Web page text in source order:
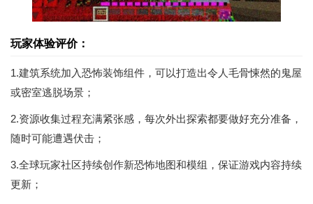
玩家体验评价：
1.建筑系统加入恐怖装饰组件，可以打造出令人毛骨悚然的鬼屋
或密室逃脱场景；
2.资源收集过程充满紧张感，每次外出探索都要做好充分准备，
随时可能遭遇伏击；
3.全球玩家社区持续创作新恐怖地图和模组，保证游戏内容持续
更新；